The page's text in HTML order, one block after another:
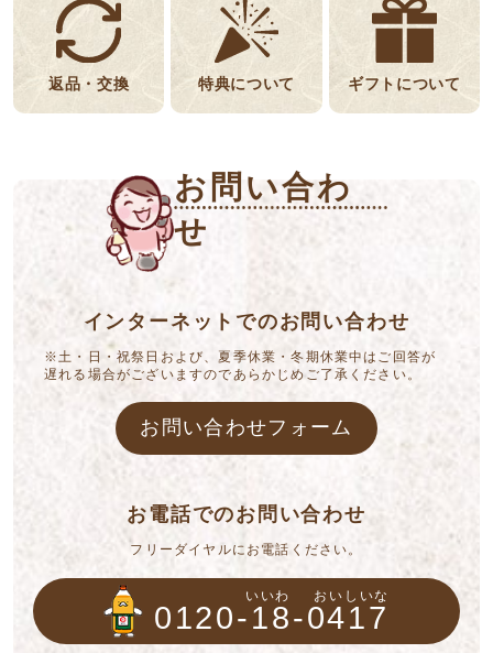
返品・交換 特典について ギフトについて
お問い合わ
せ
インターネットでのお問い合わせ
※土・日・祝祭日および、夏季休業・冬期休業中はご回答が
遅れる場合がございますのであらかじめご了承ください。
お問い合わせフォーム
お電話でのお問い合わせ
フリーダイヤルにお電話ください。
いいわ おいしいな
0120-18-0417